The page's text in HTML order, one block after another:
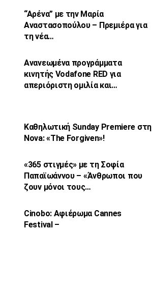
“Αρένα” με την Μαρία
Αναστασοπούλου – Πρεμιέρα για
τη νέα…
Ανανεωμένα προγράμματα
κινητής Vodafone RED για
απεριόριστη ομιλία και…
Καθηλωτική Sunday Premiere στη
Nova: «The Forgiven»!
«365 στιγμές» με τη Σοφία
Παπαϊωάννου – «Άνθρωποι που
ζουν μόνοι τους…
Cinobo: Αφιέρωμα Cannes
Festival –